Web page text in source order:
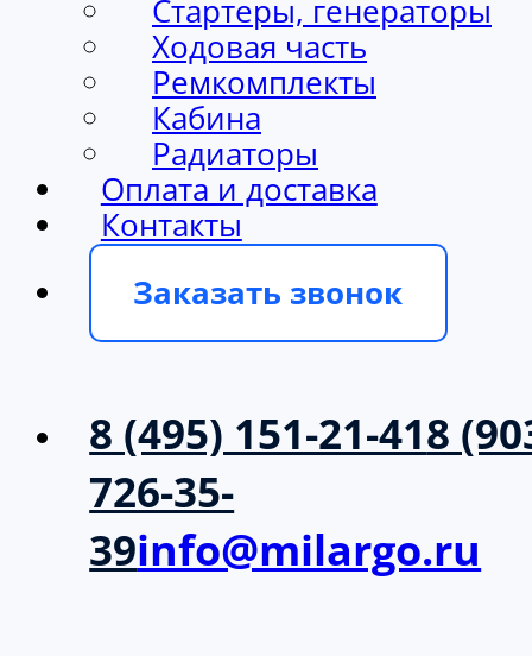
Стартеры, генераторы
Ходовая часть
Ремкомплекты
Кабина
Радиаторы
Оплата и доставка
Контакты
Заказать звонок
8 (495) 151-21-418
726-35-
39info@milargo.ru